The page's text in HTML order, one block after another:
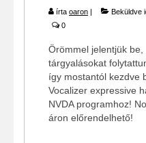
írta oaron Beküldve
0
Örömmel jelentjük
tárgyalásokat
így mostantól kezdve
Vocalizer expressive
NVDA programhoz!
áron előrendelhető!